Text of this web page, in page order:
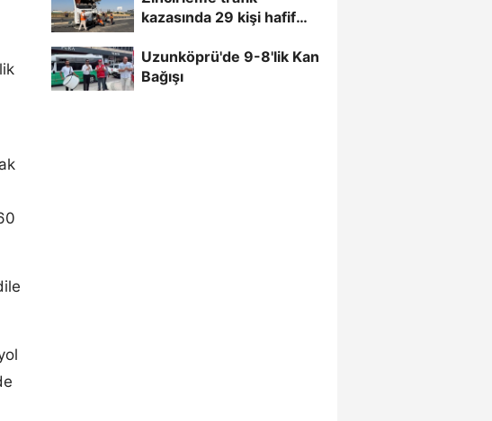
kazasında 29 kişi hafif
Uzunköprü'de 9-8'lik Kan
Bağışı